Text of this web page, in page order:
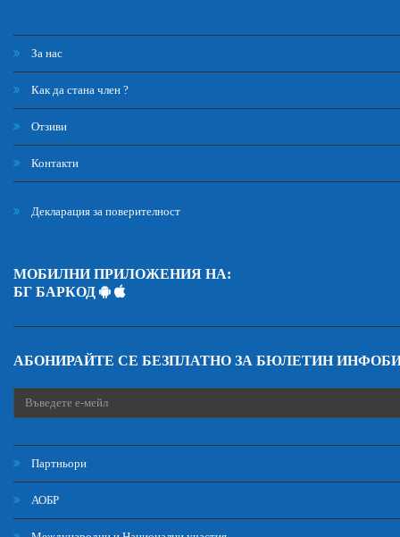
За нас
Как да стана член ?
Отзиви
Контакти
Декларация за поверителност
МОБИЛНИ ПРИЛОЖЕНИЯ НА:
БГ БАРКОД
АБОНИРАЙТЕ СЕ БЕЗПЛАТНО ЗА БЮЛЕТИН
Партньори
АОБР